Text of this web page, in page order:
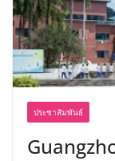
ประชาสัมพันธ์